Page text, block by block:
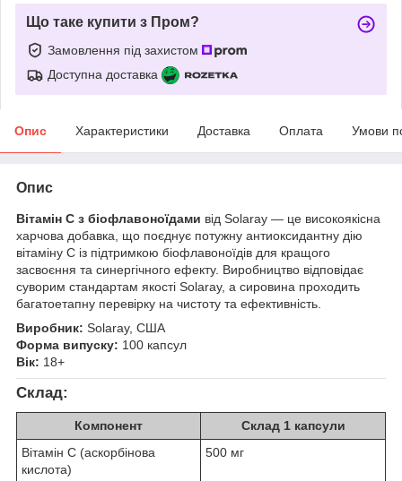
Що таке купити з Пром?
Замовлення під захистом
Доступна доставка
Опис Характеристики Доставка Оплата Умови
Опис
Вітамін C з біофлавоноїдами від Solaray — це високоякісна
харчова добавка, що поєднує потужну антиоксидантну дію
вітаміну C із підтримкою біофлавоноїдів для кращого
засвоєння та синергічного ефекту. Виробництво відповідає
суворим стандартам якості Solaray, а сировина проходить
багатоетапну перевірку на чистоту та ефективність.
Виробник: Solaray, США
Форма випуску: 100 капсул
Вік: 18+
Склад:
Компонент
Склад 1 капсули
Вітамін C (аскорбінова
кислота)
500 мг